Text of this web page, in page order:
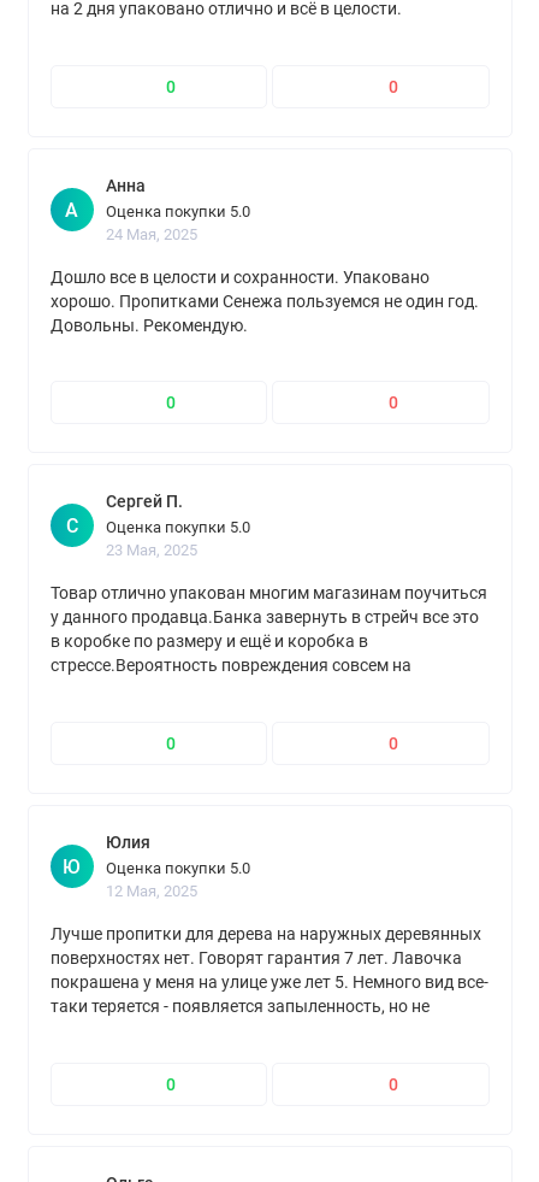
на 2 дня упаковано отлично и всё в целости.
0 0
А
Анна
Оценка покупки 5.0
24 Мая, 2025
Дошло все в целости и сохранности. Упаковано
хорошо. Пропитками Сенежа пользуемся не один год.
Довольны. Рекомендую.
0 0
С
Сергей П.
Оценка покупки 5.0
23 Мая, 2025
Товар отлично упакован многим магазинам поучиться
у данного продавца.Банка завернуть в стрейч все это
в коробке по размеру и ещё и коробка в
стрессе.Вероятность повреждения совсем на
0 0
Ю
Юлия
Оценка покупки 5.0
12 Мая, 2025
Лучше пропитки для дерева на наружных деревянных
поверхностях нет. Говорят гарантия 7 лет. Лавочка
покрашена у меня на улице уже лет 5. Немного вид все-
таки теряется - появляется запыленность, но не
0
0